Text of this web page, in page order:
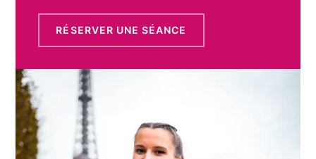
RÉSERVER UNE SÉANCE